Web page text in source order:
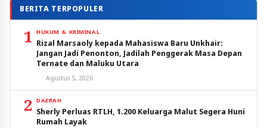
BERITA TERPOPULER
1 HUKUM & KRIMINAL
Rizal Marsaoly kepada Mahasiswa Baru Unkhair:
Jangan Jadi Penonton, Jadilah Penggerak Masa Depan
Ternate dan Maluku Utara
Agustus 5, 2026
2 DAERAH
Sherly Perluas RTLH, 1.200 Keluarga Malut Segera Huni
Rumah Layak